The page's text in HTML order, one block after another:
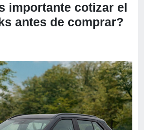
importante cotizar el
antes de comprar?